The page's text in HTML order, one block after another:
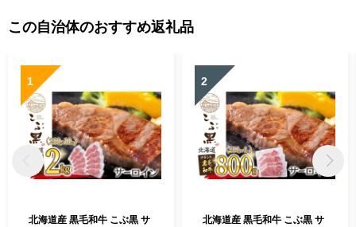
この自治体のおすすめ返礼品
1
北海道産 黒毛和牛 こぶ黒 サ
2
北海道産 黒毛和牛 こぶ黒 サ